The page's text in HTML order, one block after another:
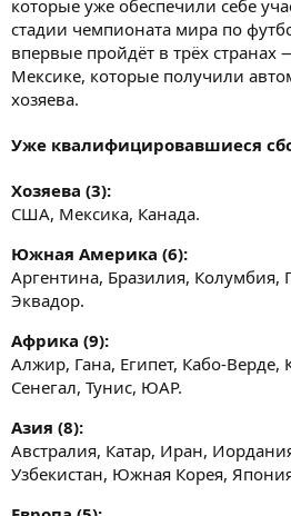
которые уже обеспечили себе
стадии чемпионата мира по
впервые пройдёт в трёх
Мексике, которые получили
хозяева.
Уже квалифицировавшиеся
Хозяева (3):
США, Мексика, Канада.
Южная Америка (6):
Аргентина, Бразилия, Колумбия,
Эквадор.
Африка (9):
Алжир, Гана, Египет, Кабо-Верде,
Сенегал, Тунис, ЮАР.
Азия (8):
Австралия, Катар, Иран,
Узбекистан, Южная Корея,